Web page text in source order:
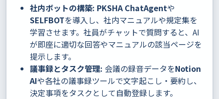
社内ボットの構築: PKSHA ChatAgentや
SELFBOTを導入し、社内マニュアルや規定集を
学習させます。社員がチャットで質問すると、AI
が即座に適切な回答やマニュアルの該当ページを
提示します。
議事録とタスク管理: 会議の録音データをNotion
AIや各社の議事録ツールで文字起こし・要約し、
決定事項をタスクとして自動登録します。